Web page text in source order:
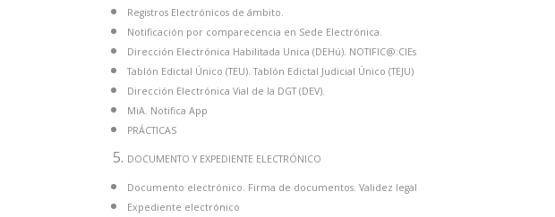
Registros Electrónicos de ámbito.
Notificación por comparecencia en Sede Electrónica.
Dirección Electrónica Habilitada Unica (DEHú). NOTIFIC@:CIEs
Tablón Edictal Único (TEU). Tablón Edictal Judicial Único (TEJU)
Dirección Electrónica Vial de la DGT (DEV).
MiA. Notifica App
PRÁCTICAS
DOCUMENTO Y EXPEDIENTE ELECTRÓNICO
Documento electrónico. Firma de documentos. Validez legal
Expediente electrónico